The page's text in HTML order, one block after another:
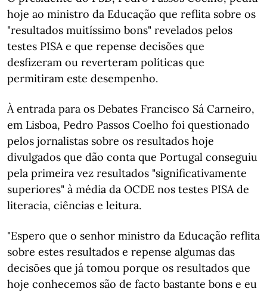
hoje ao ministro da Educação que reflita sobre os
"resultados muitíssimo bons" revelados pelos
testes PISA e que repense decisões que
desfizeram ou reverteram políticas que
permitiram este desempenho.
À entrada para os Debates Francisco Sá Carneiro,
em Lisboa, Pedro Passos Coelho foi questionado
pelos jornalistas sobre os resultados hoje
divulgados que dão conta que Portugal conseguiu
pela primeira vez resultados "significativamente
superiores" à média da OCDE nos testes PISA de
literacia, ciências e leitura.
"Espero que o senhor ministro da Educação reflita
sobre estes resultados e repense algumas das
decisões que já tomou porque os resultados que
hoje conhecemos são de facto bastante bons e eu